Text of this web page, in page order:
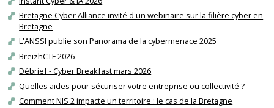
Bretagne Cyber Alliance invité d'un webinaire sur la filière cyber en
Bretagne
L'ANSSI publie son Panorama de la cybermenace 2025
BreizhCTF 2026
Débrief - Cyber Breakfast mars 2026
Quelles aides pour sécuriser votre entreprise ou collectivité ?
Comment NIS 2 impacte un territoire : le cas de la Bretagne